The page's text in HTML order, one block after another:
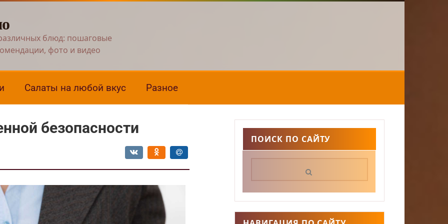
блюд: пошаговые
фото и видео
Салаты на любой вкус Разное
безопасности
ПОИСК ПО САЙТУ